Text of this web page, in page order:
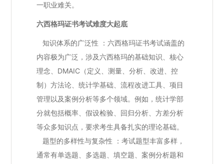
一职业难关。
六西格玛证书考试难度大起底
知识体系的广泛性 ：六西格玛证书考试涵盖的
内容极为广泛，涉及六西格玛的基础知识、核心
理念、DMAIC（定义、测量、分析、改进、控
制）方法论、统计学基础、流程改进工具、项目
管理以及案例分析等多个领域。例如，统计学部
分就包括概率、假设检验、回归分析、方差分析
等众多知识点，要求考生具备扎实的理论基础。
题型的多样性与复杂性 ：考试题型丰富多样，
通常有单选题、多选题、填空题、案例分析题和